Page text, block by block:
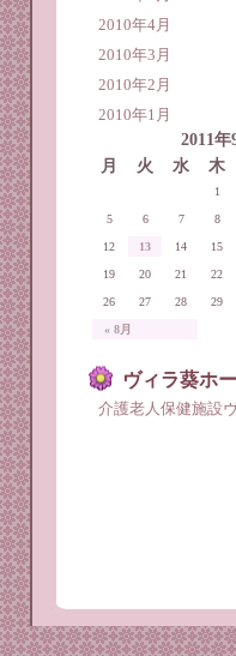
2010年4月
2010年3月
2010年2月
2010年1月
2011年
月
火 水 木
« 8月
1
5 6 7 8
12 13 14 15
19 20 21 22
26 27 28 29
ヴィラ葵ホ
介護老人保健施設